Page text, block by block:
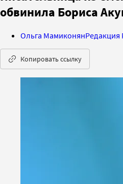
обвинила Бориса
Ольга МамиконянРедакция
Копировать ссылку